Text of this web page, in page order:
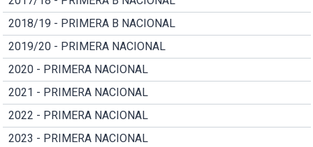
2018/19 - PRIMERA B NACIONAL
2019/20 - PRIMERA NACIONAL
2020 - PRIMERA NACIONAL
2021 - PRIMERA NACIONAL
2022 - PRIMERA NACIONAL
2023 - PRIMERA NACIONAL